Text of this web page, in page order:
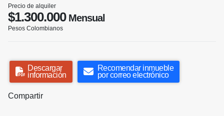
Precio de alquiler
$1.300.000Mensual
Pesos Colombianos
Descargar
información
Recomendar inmueble
por correo electrónico
Compartir